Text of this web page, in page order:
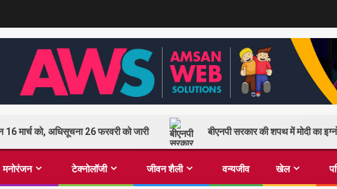
16 मार्च को, अधिसूचना 26 फरवरी को जारी बीएनपी सरकार की शपथ में मोदी का
मनोरंजन टेक्नोलॉजी जीवन शैली वन्यजीव खेल